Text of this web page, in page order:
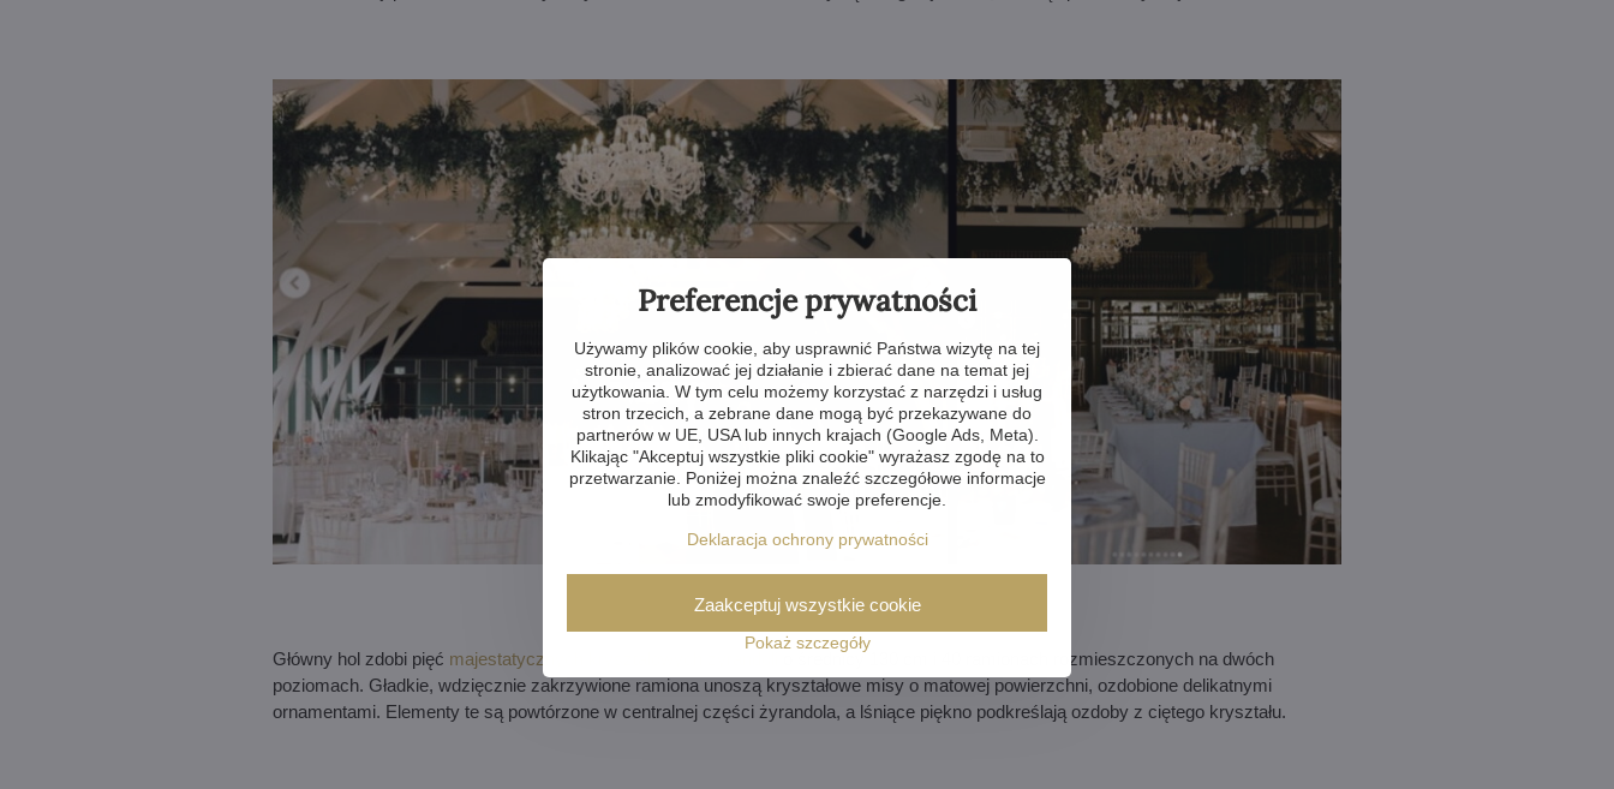
Główny hol zdobi pięć majestatycznych kryształowych żyrandoli
o średnicy 130 cm i 40 ramionach rozmieszczonych na dwóch
poziomach. Gładkie, wdzięcznie zakrzywione ramiona unoszą kryształowe misy o matowej powierzchni, ozdobione delikatnymi
ornamentami. Elementy te są powtórzone w centralnej części żyrandola, a lśniące piękno podkreślają ozdoby z ciętego kryształu.
Preferencje prywatności
Używamy plików cookie, aby usprawnić Państwa wizytę na tej
stronie, analizować jej działanie i zbierać dane na temat jej
użytkowania. W tym celu możemy korzystać z narzędzi i usług
stron trzecich, a zebrane dane mogą być przekazywane do
partnerów w UE, USA lub innych krajach (Google Ads, Meta).
Klikając "Akceptuj wszystkie pliki cookie" wyrażasz zgodę na to
przetwarzanie. Poniżej można znaleźć szczegółowe informacje
lub zmodyfikować swoje preferencje.
Deklaracja ochrony prywatności
Pokaż szczegóły
Zaakceptuj wszystkie cookie